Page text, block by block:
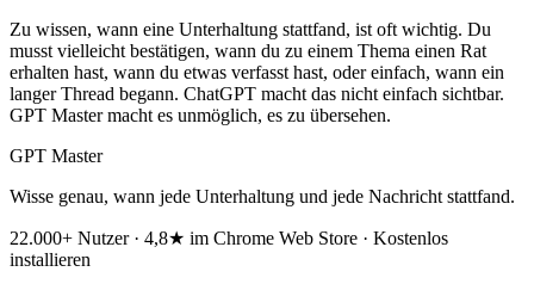
Zu wissen, wann eine Unterhaltung stattfand, ist oft wichtig. Du
musst vielleicht bestätigen, wann du zu einem Thema einen Rat
erhalten hast, wann du etwas verfasst hast, oder einfach, wann ein
langer Thread begann. ChatGPT macht das nicht einfach sichtbar.
GPT Master macht es unmöglich, es zu übersehen.
GPT Master
Wisse genau, wann jede Unterhaltung und jede Nachricht stattfand.
22.000+ Nutzer · 4,8★ im Chrome Web Store · Kostenlos
installieren